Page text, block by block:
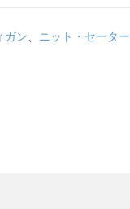
ガン ニット・セーター